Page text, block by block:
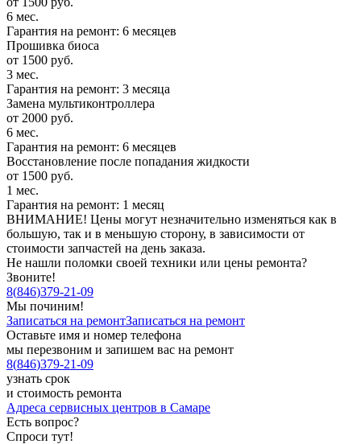
6 мес.
Гарантия на ремонт: 6 месяцев
Прошивка биоса
от 1500 руб.
3 мес.
Гарантия на ремонт: 3 месяца
Замена мультиконтроллера
от 2000 руб.
6 мес.
Гарантия на ремонт: 6 месяцев
Восстановление после попадания жидкости
от 1500 руб.
1 мес.
Гарантия на ремонт: 1 месяц
ВНИМАНИЕ! Цены могут незначительно изменяться как в
большую, так и в меньшую сторону, в зависимости от
стоимости запчастей на день заказа.
Не нашли поломки своей техники или цены ремонта?
Звоните!
8(846)379-21-09
Мы починим!
Записаться на ремонтЗаписаться на ремонт
Оставьте имя и номер телефона
мы перезвоним и запишем вас на ремонт
8(846)379-21-09
узнать срок
и стоимость ремонта
Адреса сервисных центров в Самаре
Есть вопрос?
Спроси тут!